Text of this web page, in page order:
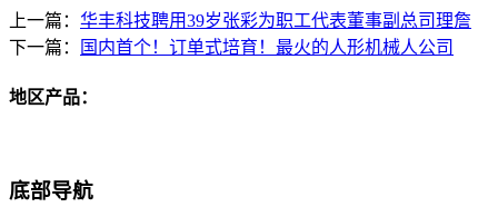
上一篇： 华丰科技聘用39岁张彩为职工代表董事副总司理詹
下一篇：
国内首个！订单式培育！最火的人形机械人公司
地区产品：
底部导航